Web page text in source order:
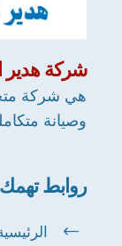
شركةهدير
هي شركة
وصيانة
روابط تهمك